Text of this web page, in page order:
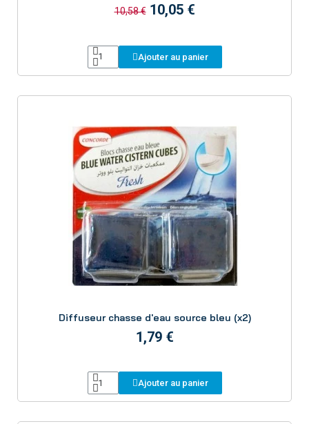
10,58 € 10,05 €
Ajouter au panier
Diffuseur chasse d'eau source bleu (x2)
1,79 €
Ajouter au panier